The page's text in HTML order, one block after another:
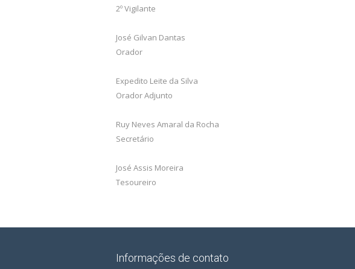
2º Vigilante
José Gilvan Dantas
Orador
Expedito Leite da Silva
Orador Adjunto
Ruy Neves Amaral da Rocha
Secretário
José Assis Moreira
Tesoureiro
Informações de contato